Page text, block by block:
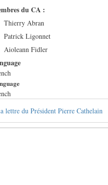
du CA :
Thierry Abran
Patrick Ligonnet
Aioleann Fidler
lettre du Président Pierre Cathelain